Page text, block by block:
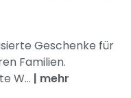
Geschenke für
Familien.
W... | mehr